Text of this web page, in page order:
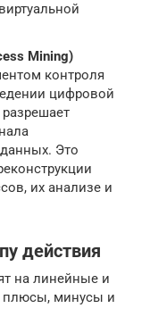
Mining)
контроля
цифровой
Это
их анализе и
действия
на линейные и
плюсы, минусы и